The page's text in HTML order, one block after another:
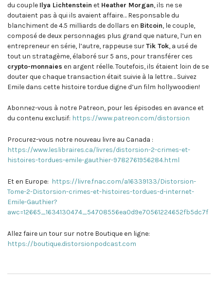
du couple Ilya Lichtenstein et Heather Morgan, ils ne se
doutaient pas à qui ils avaient affaire… Responsable du
blanchiment de 4.5 milliards de dollars en Bitcoin, le couple,
composé de deux personnages plus grand que nature, l’un en
entrepreneur en série, l’autre, rappeuse surTik Tok, a usé de
tout un stratagème, élaboré sur 5 ans, pour transférer ces
crypto-monnaies en argent réelle. Toutefois, ils étaient loin de se
douter que chaque transaction était suivie à la lettre… Suivez
Emile dans cette histoire tordue digne d’un film hollywoodien!
Abonnez-vous à notre Patreon, pour les épisodes en avance et
du contenu exclusif: https://www.patreon.com/distorsion
Procurez-vous notre nouveau livre au Canada :
https://www.leslibraires.ca/livres/distorsion-2-crimes-et-
histoires-tordues-emile-gauthier-9782761956284.html
Et en Europe: https://livre.fnac.com/a16339133/Distorsion-
Tome-2-Distorsion-crimes-et-histoires-tordues-d-internet-
Emile-Gauthier?
awc=12665_1634130474_54708556ea0d9e70561224652fb5dc7f
Allez faire un tour sur notre Boutique en ligne:
https://boutique.distorsionpodcast.com